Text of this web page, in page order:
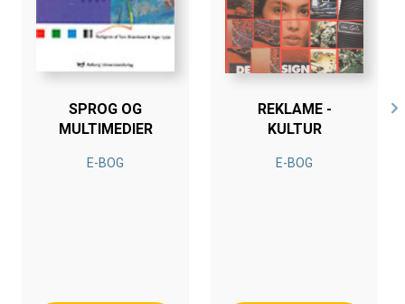
SPROG OG
MULTIMEDIER
E-BOG
REKLAME -
KULTUR
E-BOG